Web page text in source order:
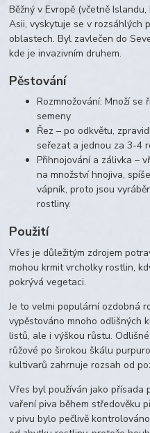
Běžný v Evropě (včetně
Asii, vyskytuje se v rozsáhlých
oblastech. Byl zavlečen do
kde je invazivním druhem.
Pěstování
Rozmnožování: Množí se
semeny
Řez – po odkvětu,
seřezat a jednou za 3-4
Přihnojování a zálivka –
na množství hnojiva,
vápník, proto jsou
rostliny.
Použití
Vřes je důležitým zdrojem
mohou krmit vrcholky rostlin,
pokrývá vegetaci.
Je to velmi populární ozdobná
vypěstováno mnoho odlišných
listů, ale i výškou růstu.
růžové po širokou škálu
kultivarů zahrnuje rozsah od
Vřes byl používán jako přísada
vaření piva během středověku
v pivu bylo pečlivě